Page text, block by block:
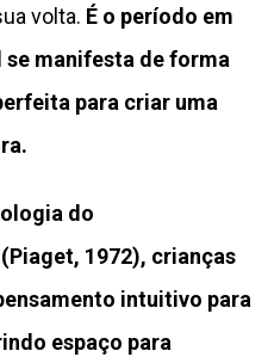
volta. É o período em
manifesta de forma
para criar uma
do
1972), crianças
intuitivo para
espaço para